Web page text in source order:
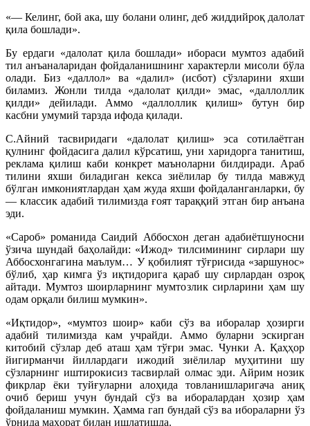
«— Келинг, бой ака, шу болани олинг, деб жиддийроқ далолат
қила бошлади».
Бу ердаги «далолат қила бошлади» ибораси мумтоз адабий
тил анъаналаридан фойдаланишнинг характерли мисоли бўла
олади. Биз «даллол» ва «далил» (исбот) сўзларини яхши
биламиз. Жонли тилда «далолат қилди» эмас, «даллоллик
қилди» дейилади. Аммо «даллоллик қилиш» бутун бир
касбни умумий тарзда ифода қилади.
С.Айний тасвиридаги «далолат қилиш» эса сотилаётган
қулнинг фойдасига далил кўрсатиш, уни харидорга танитиш,
реклама қилиш каби конкрет маъноларни билдиради. Араб
тилини яхши биладиган кекса зиёлилар бу тилда мавжуд
бўлган имкониятлардан ҳам жуда яхши фойдаланганларки, бу
— классик адабий тилимизда ғоят тараққий этган бир анъана
эди.
«Сароб» романида Саидий Аббосхон деган адабиётшуносни
ўзича шундай баҳолайди: «Ижод» тилсимининг сирлари шу
Аббосхонгагина маълум… У қобилият тўғрисида «заршунос»
бўлиб, ҳар кимга ўз иқтидорига қараб шу сирлардан озроқ
айтади. Мумтоз шоирларнинг мумтозлик сирларини ҳам шу
одам орқали билиш мумкин».
«Иқтидор», «мумтоз шоир» каби сўз ва иборалар ҳозирги
адабий тилимизда кам учрайди. Аммо буларни эскирган
китобий сўзлар деб аташ ҳам тўғри эмас. Чунки А. Қаҳҳор
йигирманчи йиллардаги ижодий зиёлилар муҳитини шу
сўзларнинг иштирокисиз тасвирлай олмас эди. Айрим нозик
фикрлар ёки туйғуларни алоҳида товланишларигача аниқ
очиб бериш учун бундай сўз ва иборалардан ҳозир ҳам
фойдаланиш мумкин. Ҳамма гап бундай сўз ва ибораларни ўз
ўрнида маҳорат билан ишлатишда.